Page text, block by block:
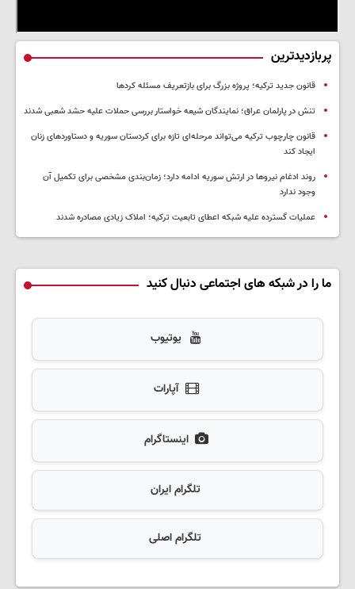
پربازدیدترین
قانون جدید ترکیه؛ پروژه بزرگ‌ برای بازتعریف مسئله کردها
تنش در پارلمان عراق؛ نمایندگان شیعه خواستار بررسی حملات علیه حشد شعبی شدند
قانون چارچوب ترکیه می‌تواند مرحله‌ای تازه برای کردستان سوریه و دستاوردهای زنان
ایجاد کند
روند ادغام نیروها در ارتش سوریه ادامه دارد؛ زمان‌بندی مشخصی برای تکمیل آن
وجود ندارد
عملیات گسترده علیه شبکه اعطای تابعیت ترکیه؛ املاک زیادی مصادره شدند
ما را در شبکه های اجتماعی دنبال کنید
یوتیوب
آپارات
اینستاگرام
تلگرام ایران
تلگرام اصلی